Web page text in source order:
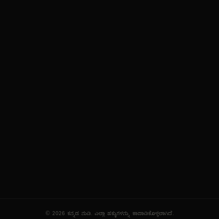
© 2026 ಕನ್ನಡ ನುಡಿ. ಎಲ್ಲಾ ಹಕ್ಕುಗಳನ್ನು ಕಾಪಾಡಿಕೊಳ್ಳಲಾಗಿದೆ.